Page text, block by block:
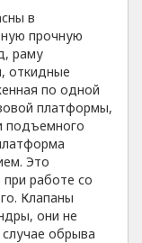
в
прочную
раму
откидные
по одной
платформы,
подъемного
Это
работе со
Клапаны
они не
обрыва